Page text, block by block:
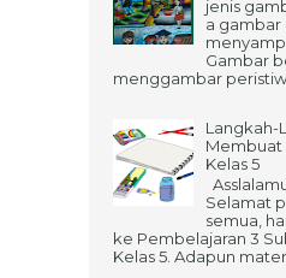
jenis
a gambar
Gambar
menggambar
Langkah-
Membuat
Kelas 5
Selamat
semua,
ke Pembelajaran 3
Kelas 5. Adapun